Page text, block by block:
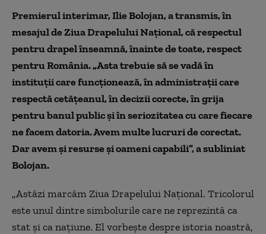
Premierul interimar, Ilie Bolojan, a transmis, în
mesajul de Ziua Drapelului Naţional, că respectul
pentru drapel înseamnă, înainte de toate, respect
pentru România. „Asta trebuie să se vadă în
instituţii care funcţionează, în administraţii care
respectă cetăţeanul, în decizii corecte, în grija
pentru banul public şi în seriozitatea cu care fiecare
ne facem datoria. Avem multe lucruri de corectat.
Dar avem şi resurse şi oameni capabili”, a subliniat
Bolojan.
„Astăzi marcăm Ziua Drapelului Naţional. Tricolorul
este unul dintre simbolurile care ne reprezintă ca
stat şi ca naţiune. El vorbeşte despre istoria noastră,